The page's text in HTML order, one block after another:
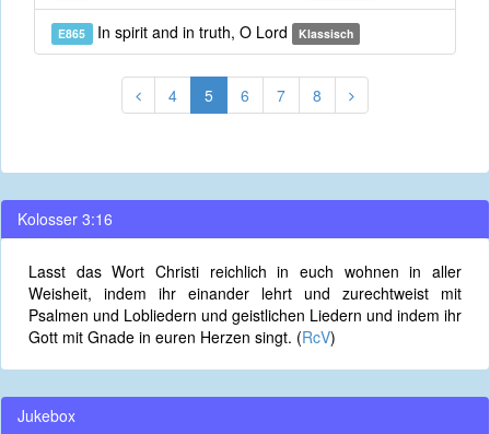
E865 In spirit and in truth, O Lord Klassisch
4 5 6 7 8
Kolosser 3:16
Lasst das Wort Christi reichlich in euch wohnen in aller
Weisheit, indem ihr einander lehrt und zurechtweist mit
Psalmen und Lobliedern und geistlichen Liedern und indem ihr
Gott mit Gnade in euren Herzen singt. (RcV)
Jukebox